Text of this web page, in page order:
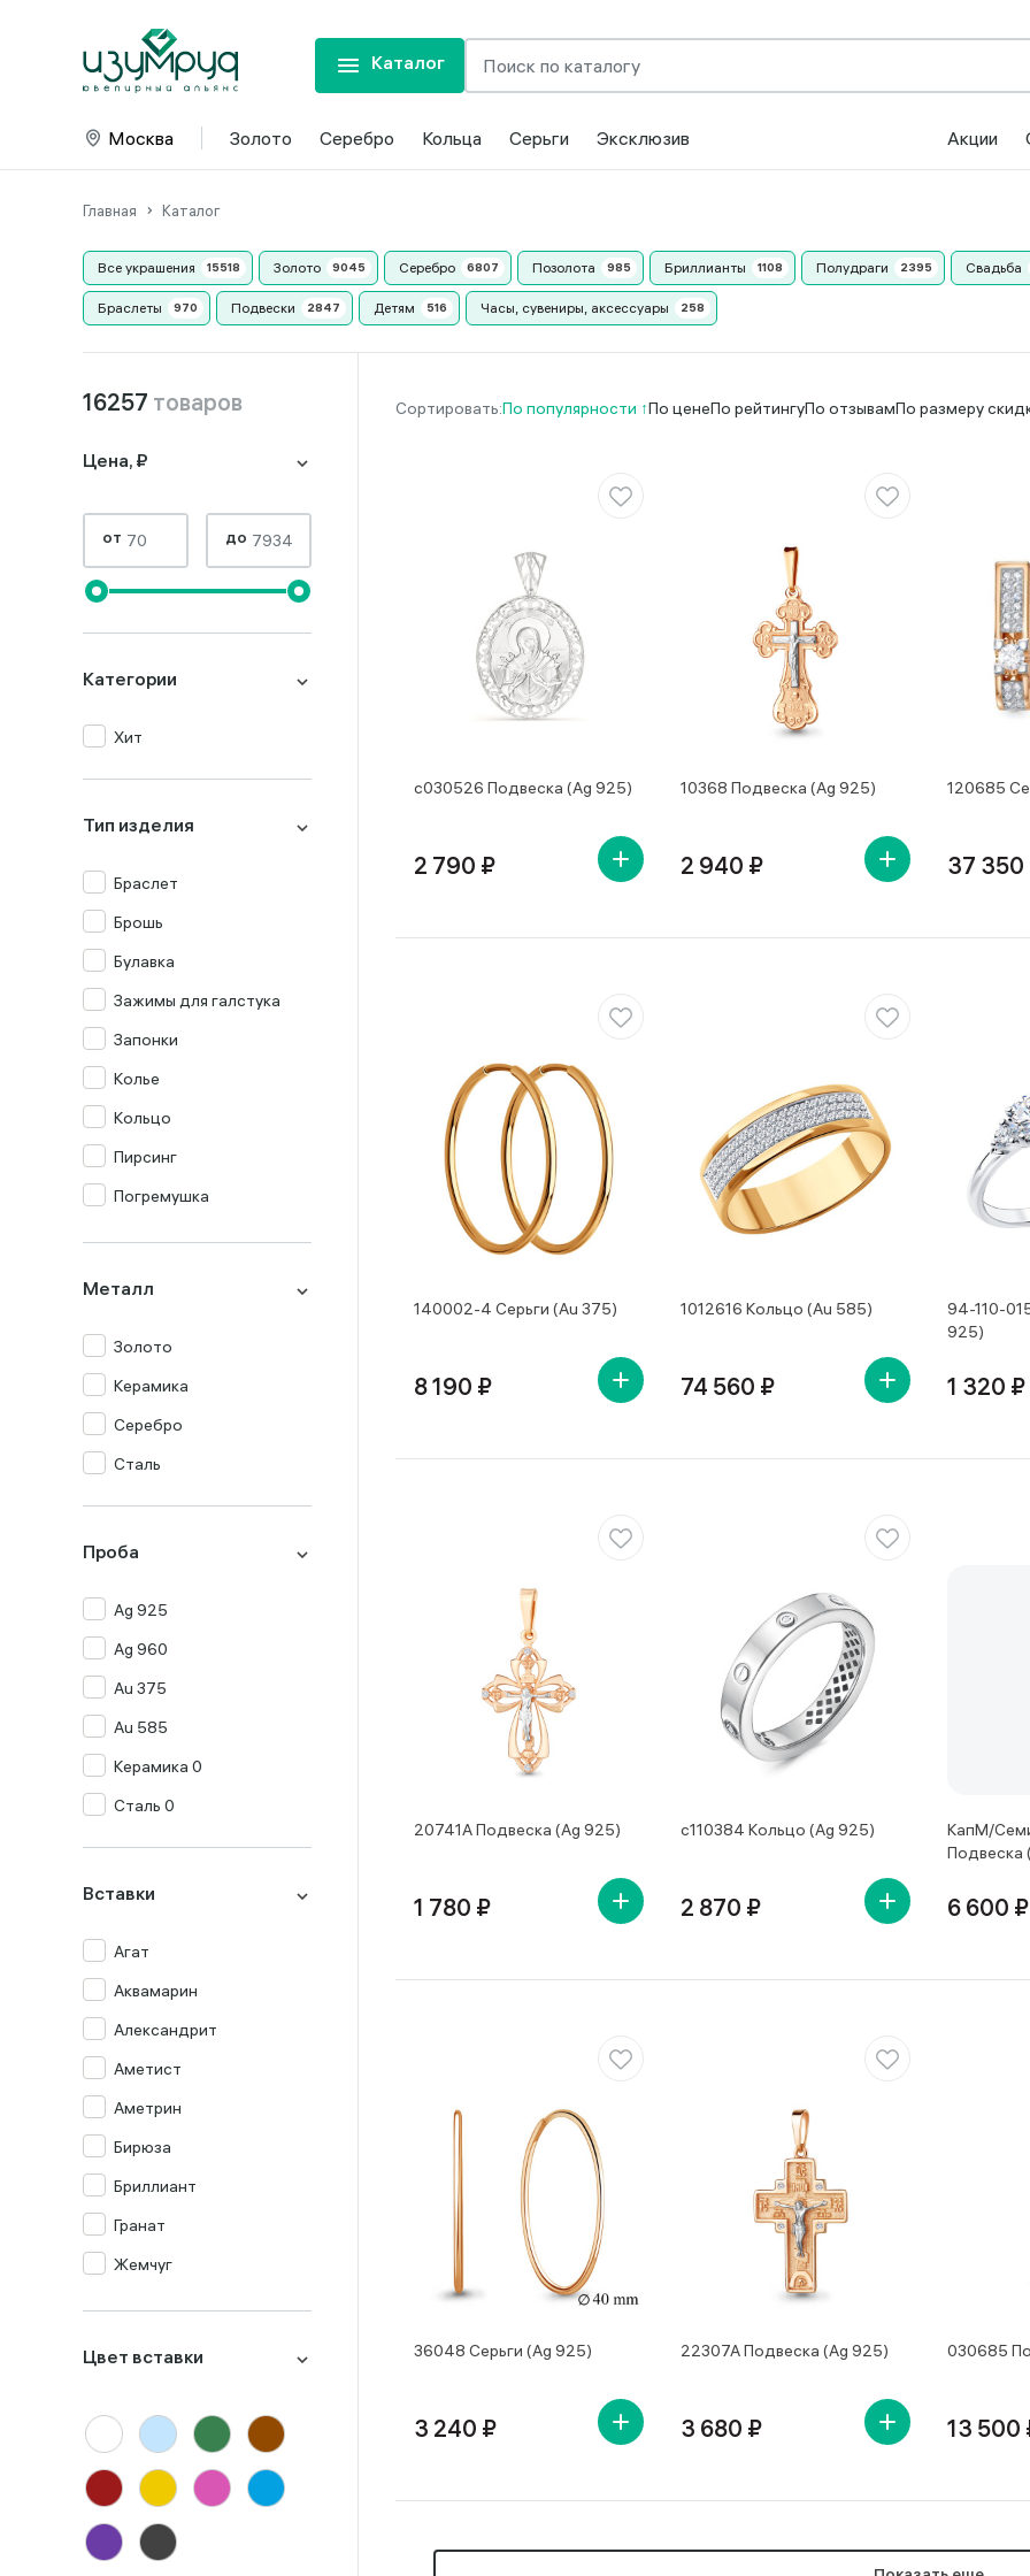
Каталог
Москва Золото Серебро Кольца Серьги Эксклюзив Акции
Главная Каталог
Все украшения Золото Серебро Позолота Бриллианты Полудраги Свадьба
Браслеты Подвески Детям Часы, сувениры, аксессуары
16257 товаров
Цена, ₽
от до
Категории
Хит
Тип изделия
Браслет
Брошь
Булавка
Зажимы для галстука
Запонки
Колье
Кольцо
Пирсинг
Погремушка
Сувенир
Цепь
Часы
Шнур
Металл
Золото
Керамика
Серебро
Сталь
Проба
Ag 925
Ag 960
Au 375
Au 585
Керамика 0
Сталь 0
Вставки
Агат
Аквамарин
Александрит
Аметист
Аметрин
Бирюза
Бриллиант
Гранат
Жемчуг
Коралл
Корунд
Лондон-топаз
Малахит
Цвет вставки
По популярности По ценеПо рейтингуПо отзывамПо размеру
с030526 Подвеска (Ag 925)
2 790 ₽
10368 Подвеска (Ag 925)
2 940 ₽
120685
37 350
140002-4 Серьги (Au 375)
8 190 ₽
1012616 Кольцо (Au 585)
74 560 ₽
94-110-
925)
1 320 ₽
20741А Подвеска (Ag 925)
1 780 ₽
с110384 Кольцо (Ag 925)
2 870 ₽
КапМ/
Подвеска
6 600 ₽
36048 Серьги (Ag 925)
3 240 ₽
22307А Подвеска (Ag 925)
3 680 ₽
030685
13 500